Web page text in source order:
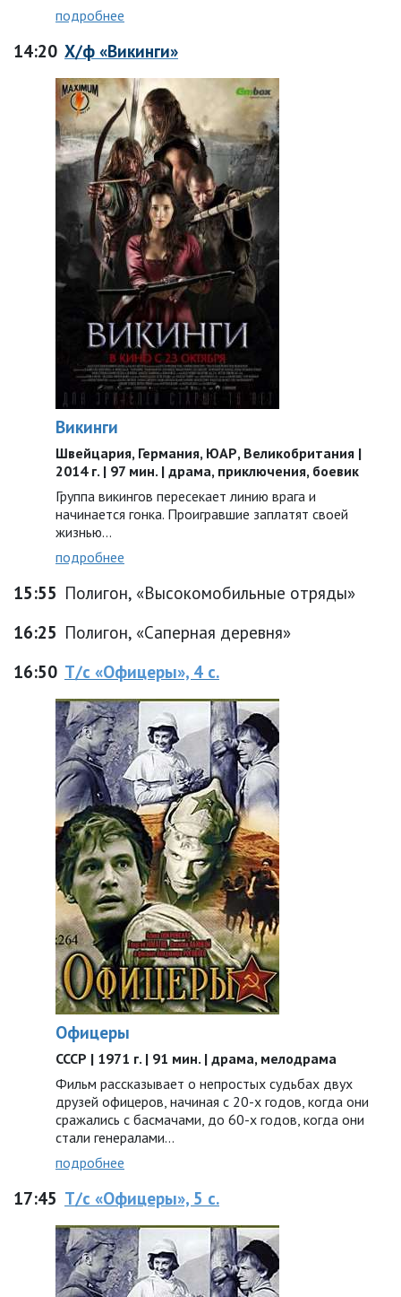
подробнее
14:20 Х/ф «Викинги»
Викинги
Швейцария, Германия, ЮАР, Великобритания |
2014 г. | 97 мин. | драма, приключения, боевик
Группа викингов пересекает линию врага и
начинается гонка. Проигравшие заплатят своей
жизнью…
подробнее
15:55 Полигон, «Высокомобильные отряды»
16:25 Полигон, «Саперная деревня»
16:50 Т/с «Офицеры», 4 с.
Офицеры
СССР | 1971 г. | 91 мин. | драма, мелодрама
Фильм рассказывает о непростых судьбах двух
друзей офицеров, начиная с 20-х годов, когда они
сражались с басмачами, до 60-х годов, когда они
стали генералами…
подробнее
17:45 Т/с «Офицеры», 5 с.